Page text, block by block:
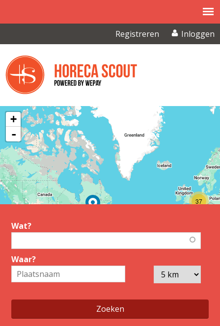
Overslaan en naar de inhoud gaanRegistreren Inloggen
37
6
+
-
Wat?
Waar?